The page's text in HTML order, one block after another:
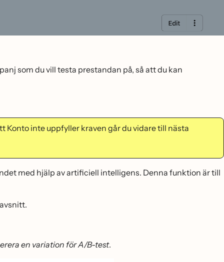
som du vill testa prestandan på, så att du kan
inte uppfyller kraven går du vidare till nästa
med hjälp av artificiell intelligens. Denna funktion är till
en variation för A/B-test.